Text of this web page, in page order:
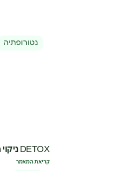
נטורופתיה
DETOX ניקוי הגוף מרעלים
קריאת המאמר